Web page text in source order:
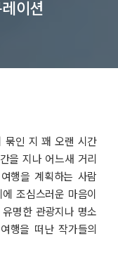
이션
묶인 지 꽤 오랜 시간
을 지나 어느새 거리
행을 계획하는 사람
조심스러운 마음이
명한 관광지나 명소
행을 떠난 작가들의